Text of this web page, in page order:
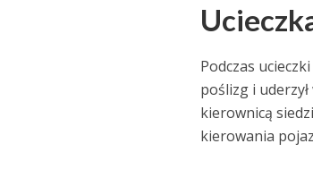
Podczas
poślizg i
kierownicą
kierowania